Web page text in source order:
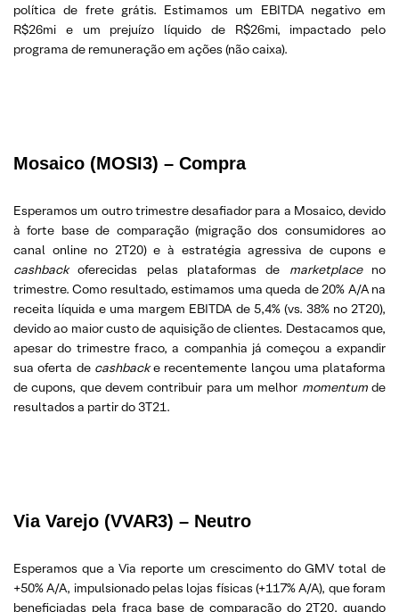
política de frete grátis. Estimamos um EBITDA negativo em
R$26mi e um prejuízo líquido de R$26mi, impactado pelo
programa de remuneração em ações (não caixa).
Mosaico (MOSI3) – Compra
Esperamos um outro trimestre desafiador para a Mosaico, devido
à forte base de comparação (migração dos consumidores ao
canal online no 2T20) e à estratégia agressiva de cupons e
cashbackoferecidas pelas plataformas de marketplace no
trimestre. Como resultado, estimamos uma queda de 20% A/A na
receita líquida e uma margem EBITDA de 5,4% (vs. 38% no 2T20),
devido ao maior custo de aquisição de clientes. Destacamos que,
apesar do trimestre fraco, a companhia já começou a expandir
sua oferta de cashbacke recentemente lançou uma plataforma
de cupons, que devem contribuir para um melhor momentumde
resultados a partir do 3T21.
Via Varejo (VVAR3) – Neutro
Esperamos que a Via reporte um crescimento do GMV total de
+50% A/A, impulsionado pelas lojas físicas (+117% A/A), que foram
beneficiadas pela fraca base de comparação do 2T20, quando